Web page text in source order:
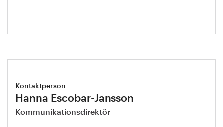
Kontaktperson
Hanna Escobar-Jansson
Kommunikationsdirektör